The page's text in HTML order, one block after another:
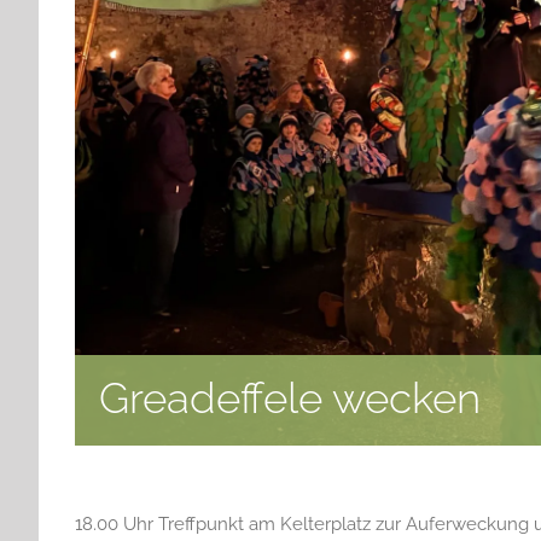
Greadeffele wecken
18.00 Uhr Treffpunkt am Kelterplatz zur Auferweckung